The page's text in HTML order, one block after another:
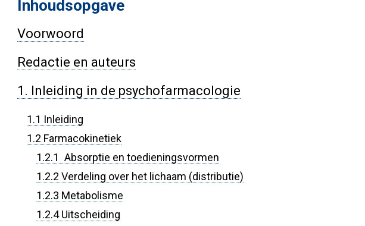
Inhoudsopgave
Voorwoord
Redactie en auteurs
1. Inleiding in de psychofarmacologie
1.1 Inleiding
1.2 Farmacokinetiek
1.2.1 Absorptie en toedieningsvormen
1.2.2 Verdeling over het lichaam (distributie)
1.2.3 Metabolisme
1.2.4 Uitscheiding